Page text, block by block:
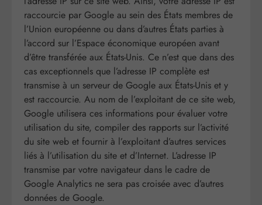
raccourcie par Google au sein des États membres de
l’Union européenne ou dans d’autres États parties à
l’accord sur l’Espace économique européen avant
d’être transférée aux États-Unis. Ce n’est que dans des
cas exceptionnels que l’adresse IP complète est
transmise à un serveur de Google aux États-Unis et y
est raccourcie. Au nom de l’exploitant de ce site web,
Google utilisera ces informations pour évaluer votre
utilisation du site, compiler des rapports sur l’activité
du site web et fournir à l’exploitant d’autres services
liés à l’utilisation du site et d’Internet. L’adresse IP
transmise par votre navigateur dans le cadre de
Google Analytics ne sera pas croisée avec d’autres
données de Google.